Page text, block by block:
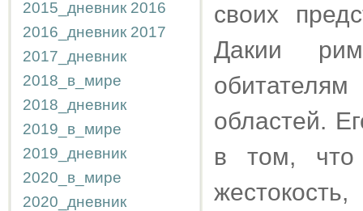
2015_дневник 2016
2016_дневник 2017
2017_дневник
2018_в_мире
2018_дневник
2019_в_мире
2019_дневник
2020_в_мире
2020_дневник
своих
Дакии
областей.
в том, что